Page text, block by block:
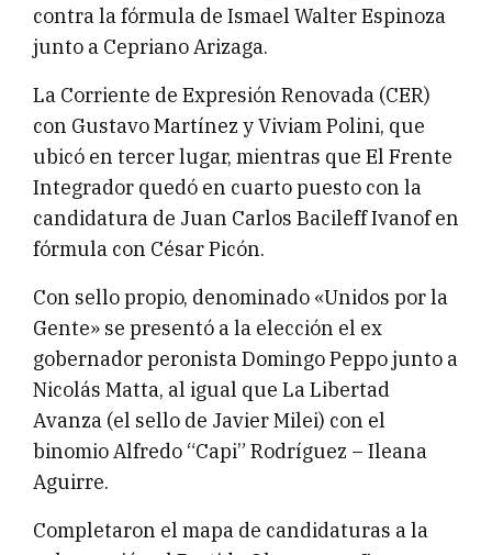
contra la fórmula de Ismael Walter Espinoza
junto a Cepriano Arizaga.
La Corriente de Expresión Renovada (CER)
con Gustavo Martínez y Viviam Polini, que
ubicó en tercer lugar, mientras que El Frente
Integrador quedó en cuarto puesto con la
candidatura de Juan Carlos Bacileff Ivanof en
fórmula con César Picón.
Con sello propio, denominado «Unidos por la
Gente» se presentó a la elección el ex
gobernador peronista Domingo Peppo junto a
Nicolás Matta, al igual que La Libertad
Avanza (el sello de Javier Milei) con el
binomio Alfredo “Capi” Rodríguez – Ileana
Aguirre.
Completaron el mapa de candidaturas a la